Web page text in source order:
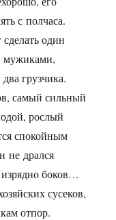
с полчаса.
один
мужиками,
грузчика.
самый сильный
рослый
спокойным
не дрался
боков…
сусеков,
отпор.